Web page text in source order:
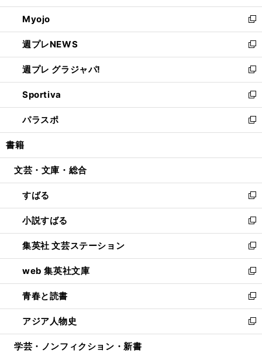
開
く
ウ
で
開
く
ン
ド
ウ
で
開
く
ウ
ィ
ン
ド
ウ
で
開
く
Myojo
新
し
い
ウ
ィ
ン
ド
ウ
で
開
週プレNEWS
新
し
い
ウ
ィ
ン
ド
ウ
開
週プレ グラジャパ!
新
し
い
ウ
ィ
ン
ウ
開
く
Sportiva
新
し
い
ウ
ン
ウ
で
開
く
パラスポ
新
し
ウ
ン
ド
ウ
で
開
く
書籍
文芸・文庫・総合
すばる
新
し
い
ウ
ィ
ン
ド
ウ
で
開
く
小説すばる
新
し
い
ウ
ィ
ン
ド
ウ
で
開
集英社 文芸ステーション
新
し
い
ウ
ィ
ン
ド
ウ
web 集英社文庫
新
し
い
ウ
ィ
ン
青春と読書
新
し
い
ウ
アジア人物史
新
し
学芸・ノンフィクション・新書